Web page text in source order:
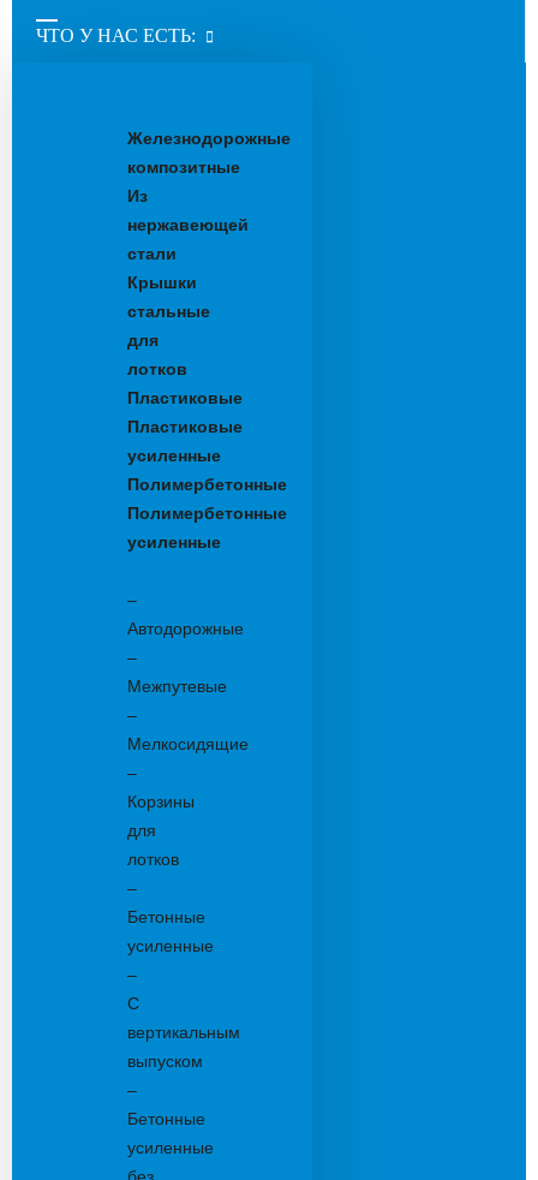
ЧТО У НАС ЕСТЬ:
Железнодорожные
композитные
Из
нержавеющей
стали
Крышки
стальные
для
лотков
Пластиковые
Пластиковые
усиленные
Полимербетонные
Полимербетонные
усиленные
–
Автодорожные
–
Межпутевые
–
Мелкосидящие
–
Корзины
для
лотков
–
Бетонные
усиленные
–
С
вертикальным
выпуском
–
Бетонные
усиленные